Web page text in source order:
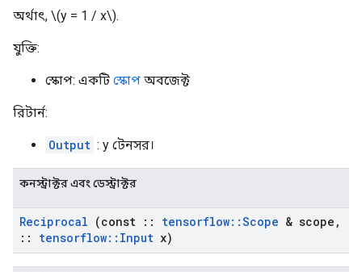
অর্থাৎ, \(y = 1 / x\).
যুক্তি:
স্কোপ: একটি স্কোপ অবজেক্ট
রিটার্ন:
Output : y টেনসর।
কনস্ট্রাক্টর এবং ডেস্ট্রাক্টর
Reciprocal (const :: tensorflow::Scope & scope ,
::
tensorflow:: Input x)